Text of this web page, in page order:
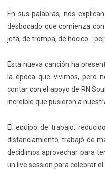
En sus palabras, nos
desbocado que comienza
jeta, de trompa, de hocico…
Esta nueva canción ha
la época que vivimos, pero
contar con el apoyo de RN
increíble que pusieron a
El equipo de trabajo,
distanciamiento, trabajó de
decidimos aprovechar para
un live session para celebrar el